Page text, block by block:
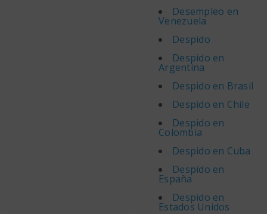
Desempleo en
Venezuela
Despido
Despido en
Argentina
Despido en Brasil
Despido en Chile
Despido en
Colombia
Despido en Cuba
Despido en
España
Despido en
Estados Unidos